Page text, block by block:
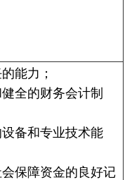
能力；
全的财务会计制
备和专业技术能
保障资金的良好记